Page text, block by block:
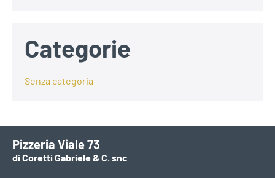
Categorie
Senza categoria
Pizzeria Viale 73
di Coretti Gabriele & C. snc